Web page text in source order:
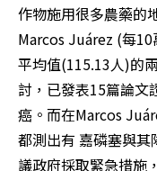
作物施用很多農藥的
Marcos Juárez (每
平均值(115.13人)的
討，已發表15篇論文
癌。而在Marcos
都測出有 嘉磷塞與其
議政府採取緊急措施